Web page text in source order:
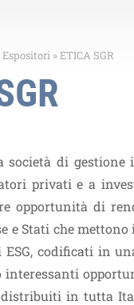
Espositori »ETICA SGR
società di
privati e a
opportunità di
e Stati che
ESG, codificati in
interessanti
in tutta